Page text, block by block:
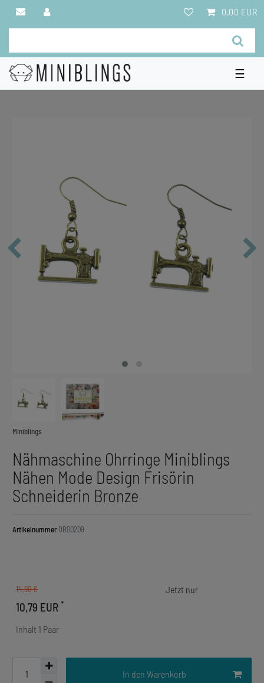
0,00 EUR
☰
Miniblings
Nähmaschine Ohrringe Miniblings
Nähen Mode Design Frisörin
Schneiderin Bronze
Artikelnummer OR00209
14,99 €
10,79 EUR *
Inhalt 1 Paar
In den Warenkorb